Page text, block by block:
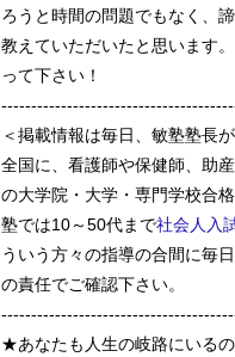
ろうと時間の問題でもなく、
教えていただいたと思います
って下さい！
＜掲載情報は毎日、敏塾塾長
全国に、看護師や保健師、助
の大学院・大学・専門学校合
塾では10～50代まで社会人入
ういう方々の指導の合間に毎
の責任でご確認下さい。
★あなたも人生の岐路にいる